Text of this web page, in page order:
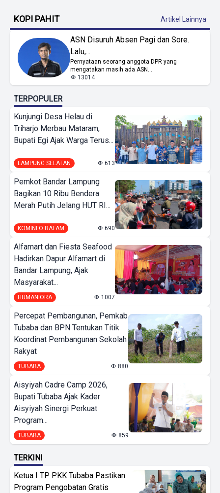
KOPI PAHIT Artikel Lainnya
ASN Disuruh Absen Pagi dan Sore.
Lalu,...
Pernyataan seorang anggota DPR yang
mengatakan masih ada ASN...
13014
TERPOPULER
Kunjungi Desa Helau di
Triharjo Merbau Mataram,
Bupati Egi Ajak Warga Terus...
LAMPUNG SELATAN 613
Pemkot Bandar Lampung
Bagikan 10 Ribu Bendera
Merah Putih Jelang HUT RI...
KOMINFO BALAM 690
Alfamart dan Fiesta Seafood
Hadirkan Dapur Alfamart di
Bandar Lampung, Ajak
Masyarakat...
HUMANIORA 1007
Percepat Pembangunan, Pemkab
Tubaba dan BPN Tentukan Titik
Koordinat Pembangunan Sekolah
Rakyat
TUBABA 880
Aisyiyah Cadre Camp 2026,
Bupati Tubaba Ajak Kader
Aisyiyah Sinergi Perkuat
Program...
TUBABA 859
TERKINI
Ketua I TP PKK Tubaba Pastikan
Program Pengobatan Gratis